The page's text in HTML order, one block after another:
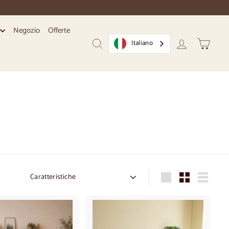
Negozio
Offerte
Ricerca
Italiano Conto Carrello
Ordine
GrandePiccoloElenco